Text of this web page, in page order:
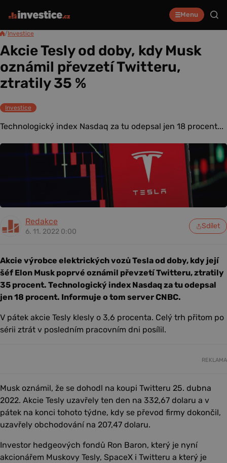
Menu
/Investice
Akcie Tesly od doby, kdy Musk
oznámil převzetí Twitteru,
ztratily 35 %
Investice
Technologický index Nasdaq za tu odepsal jen 18 procent...
Redakce
6. 11. 2022 0:00
Sdílet
Akcie výrobce elektrických vozů Tesla od doby, kdy její
šéf Elon Musk poprvé oznámil převzetí Twitteru, ztratily
35 procent. Technologický index Nasdaq za tu odepsal
jen 18 procent. Informuje o tom server CNBC.
V pátek akcie Tesly klesly o 3,6 procenta. Celý trh přitom po
sérii ztrát v posledním pracovním dni posílil.
REKLAMA
Musk oznámil, že se dohodl na koupi Twitteru 25. dubna
2022. Akcie Tesly uzavřely ten den na 332,67 dolaru a v
pátek na konci tohoto týdne, kdy se převod firmy dokončil,
uzavřely obchodování na 207,47 dolaru.
Investor hedgeových fondů Ron Baron, který je nyní
akcionářem Muskovy Tesly, SpaceX i Twitteru a který je